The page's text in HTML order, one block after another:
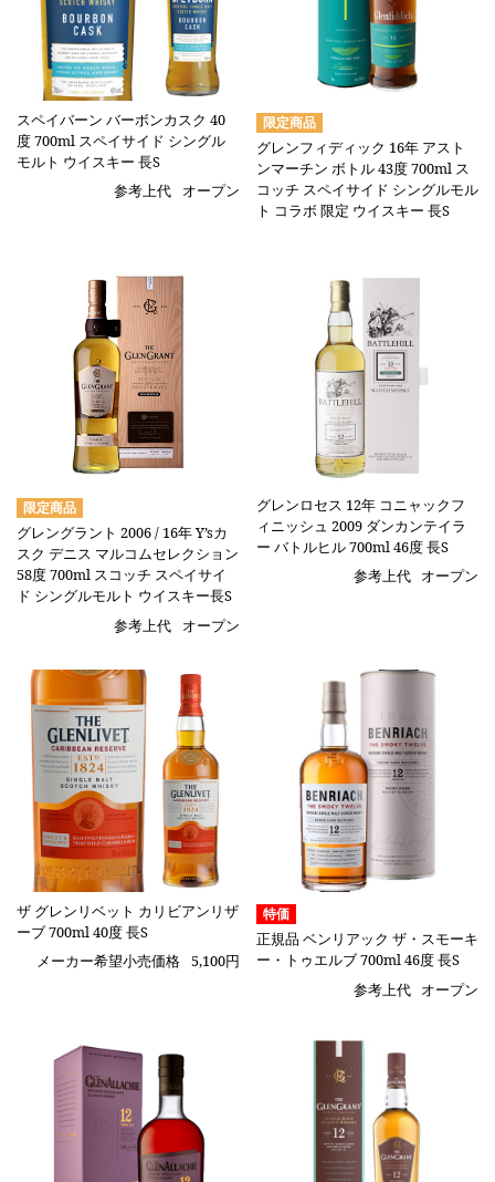
スペイバーン バーボンカスク 40
度 700ml スペイサイド シングル
モルト ウイスキー 長S
参考上代
オープン
グレンフィディック 16年 アスト
ンマーチン ボトル 43度 700ml ス
コッチ スペイサイド シングルモル
ト コラボ 限定 ウイスキー 長S
グレングラント 2006 / 16年 Y’sカ
スク デニス マルコムセレクション
58度 700ml スコッチ スペイサイ
ド シングルモルト ウイスキー長S
参考上代
オープン
グレンロセス 12年 コニャックフ
ィニッシュ 2009 ダンカンテイラ
ー バトルヒル 700ml 46度 長S
参考上代 オープン
ザ グレンリベット カリビアンリザ
ーブ 700ml 40度 長S
メーカー希望小売価格 5,100円
特価
正規品 ベンリアック ザ・スモーキ
ー・トゥエルブ 700ml 46度 長S
参考上代 オープン